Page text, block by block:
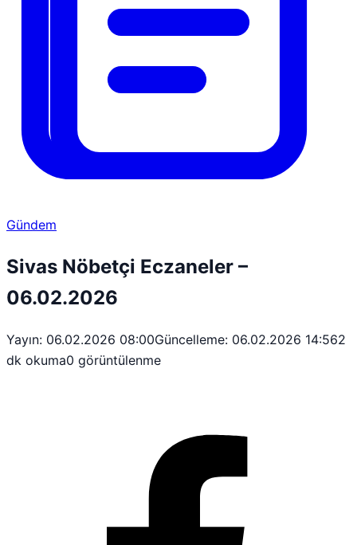
Gündem
Sivas Nöbetçi Eczaneler –
06.02.2026
Yayın: 06.02.2026 08:00Güncelleme: 06.02.2026 14:562
dk okuma0 görüntülenme